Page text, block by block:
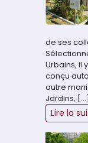
de ses
Urbains, il
conçu
autre
Jardins, […]
Lire la